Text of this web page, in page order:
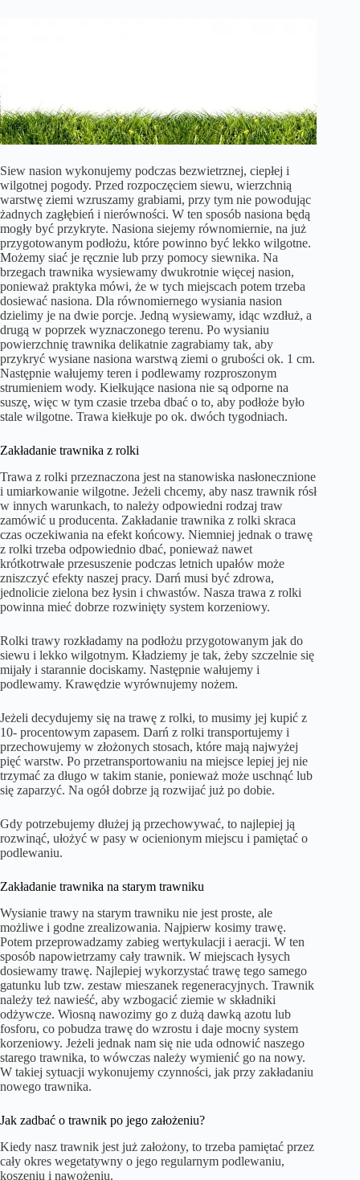
Siew nasion wykonujemy podczas bezwietrznej, ciepłej i
wilgotnej pogody. Przed rozpoczęciem siewu, wierzchnią
warstwę ziemi wzruszamy grabiami, przy tym nie powodując
żadnych zagłębień i nierówności. W ten sposób nasiona będą
mogły być przykryte. Nasiona siejemy równomiernie, na już
przygotowanym podłożu, które powinno być lekko wilgotne.
Możemy siać je ręcznie lub przy pomocy siewnika. Na
brzegach trawnika wysiewamy dwukrotnie więcej nasion,
ponieważ praktyka mówi, że w tych miejscach potem trzeba
dosiewać nasiona. Dla równomiernego wysiania nasion
dzielimy je na dwie porcje. Jedną wysiewamy, idąc wzdłuż, a
drugą w poprzek wyznaczonego terenu. Po wysianiu
powierzchnię trawnika delikatnie zagrabiamy tak, aby
przykryć wysiane nasiona warstwą ziemi o grubości ok. 1 cm.
Następnie wałujemy teren i podlewamy rozproszonym
strumieniem wody. Kiełkujące nasiona nie są odporne na
suszę, więc w tym czasie trzeba dbać o to, aby podłoże było
stale wilgotne. Trawa kiełkuje po ok. dwóch tygodniach.
Zakładanie trawnika z rolki
Trawa z rolki przeznaczona jest na stanowiska nasłonecznione
i umiarkowanie wilgotne. Jeżeli chcemy, aby nasz trawnik rósł
w innych warunkach, to należy odpowiedni rodzaj traw
zamówić u producenta. Zakładanie trawnika z rolki skraca
czas oczekiwania na efekt końcowy. Niemniej jednak o trawę
z rolki trzeba odpowiednio dbać, ponieważ nawet
krótkotrwałe przesuszenie podczas letnich upałów może
zniszczyć efekty naszej pracy. Darń musi być zdrowa,
jednolicie zielona bez łysin i chwastów. Nasza trawa z rolki
powinna mieć dobrze rozwinięty system korzeniowy.
Rolki trawy rozkładamy na podłożu przygotowanym jak do
siewu i lekko wilgotnym. Kładziemy je tak, żeby szczelnie się
mijały i starannie dociskamy. Następnie wałujemy i
podlewamy. Krawędzie wyrównujemy nożem.
Jeżeli decydujemy się na trawę z rolki, to musimy jej kupić z
10- procentowym zapasem. Darń z rolki transportujemy i
przechowujemy w złożonych stosach, które mają najwyżej
pięć warstw. Po przetransportowaniu na miejsce lepiej jej nie
trzymać za długo w takim stanie, ponieważ może uschnąć lub
się zaparzyć. Na ogół dobrze ją rozwijać już po dobie.
Gdy potrzebujemy dłużej ją przechowywać, to najlepiej ją
rozwinąć, ułożyć w pasy w ocienionym miejscu i pamiętać o
podlewaniu.
Zakładanie trawnika na starym trawniku
Wysianie trawy na starym trawniku nie jest proste, ale
możliwe i godne zrealizowania. Najpierw kosimy trawę.
Potem przeprowadzamy zabieg wertykulacji i aeracji. W ten
sposób napowietrzamy cały trawnik. W miejscach łysych
dosiewamy trawę. Najlepiej wykorzystać trawę tego samego
gatunku lub tzw. zestaw mieszanek regeneracyjnych. Trawnik
należy też nawieść, aby wzbogacić ziemie w składniki
odżywcze. Wiosną nawozimy go z dużą dawką azotu lub
fosforu, co pobudza trawę do wzrostu i daje mocny system
korzeniowy. Jeżeli jednak nam się nie uda odnowić naszego
starego trawnika, to wówczas należy wymienić go na nowy.
W takiej sytuacji wykonujemy czynności, jak przy zakładaniu
nowego trawnika.
Jak zadbać o trawnik po jego założeniu?
Kiedy nasz trawnik jest już założony, to trzeba pamiętać przez
cały okres wegetatywny o jego regularnym podlewaniu,
koszeniu i nawożeniu.